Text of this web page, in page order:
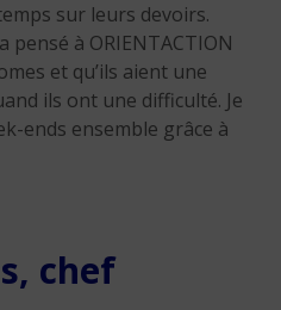
sur leurs devoirs.
pensé à ORIENTACTION
et qu’ils aient une
ils ont une difficulté. Je
ends ensemble grâce à
chef